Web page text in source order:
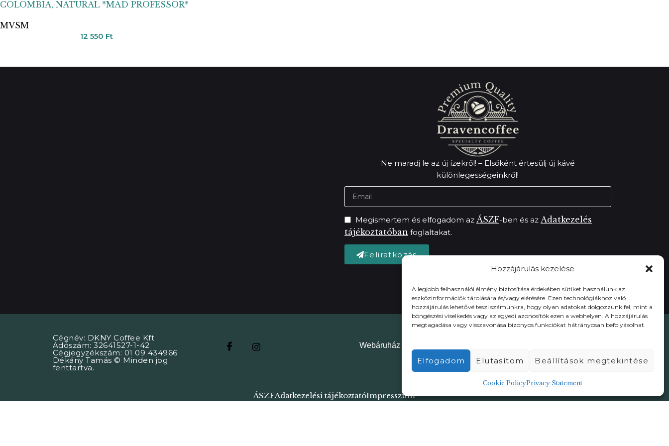
Hozzájárulás kezelése
A legjobb felhasználói élmény biztosítása érdekében sütiket használunk az
eszközinformációk tárolására és/vagy elérésére. Ezen technológiákhoz való
hozzájárulás lehetővé teszi számunkra, hogy olyan adatokat dolgozzunk fel, mint a
böngészési viselkedés vagy az egyedi azonosítók ezen a webhelyen. A hozzájárulás
megtagadása vagy visszavonása bizonyos funkciókat hátrányosan befolyásolhat.
Elfogadom Elutasítom Beállítások megtekintése
Cookie PolicyPrivacy Statement
COLOMBIA, NATURAL *MAD PROFESSOR*
MVSM
12 550 Ft
Ne maradj le az új ízekről! – Elsőként értesülj új kávé
különlegességeinkről!
Megismertem és elfogadom az ÁSZF-ben és az Adatkezelés
tájékoztatóban foglaltakat.
Feliratkozás
Cégnév: DKNY Coffee Kft
Adószám: 32641527-1-42
Cégjegyzékszám: 01 09 434966
Dékány Tamás © Minden jog
fenttartva.
Webáruház
ÁSZFAdatkezelési tájékoztatóImpresszum